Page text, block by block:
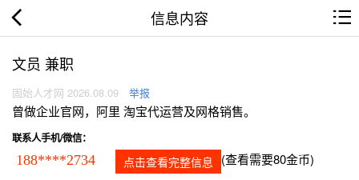
信息内容
文员 兼职
固始人才网 2026.08.09 举报
曾做企业官网，阿里 淘宝代运营及网格销售。
联系人手机/微信：
188****2734 点击查看完整信息 (查看需要80金币)